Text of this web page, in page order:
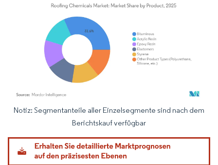
Bild © Mordor Intelligence. Wiederverwendung erfordert Namensnennung
Notiz: Segmentanteile aller Einzelsegmente sind nach dem
Berichtskauf verfügbar